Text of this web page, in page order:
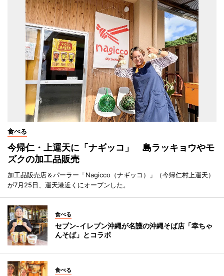
食べる
今帰仁・上運天に「ナギッコ」 島ラッキョウやモ
ズクの加工品販売
加工品販売店＆パーラー「Nagicco（ナギッコ）」（今帰仁村上運天）
が7月25日、運天港近くにオープンした。
食べる
セブン‐イレブン沖縄が名護の沖縄そば店「幸ちゃ
んそば」とコラボ
食べる